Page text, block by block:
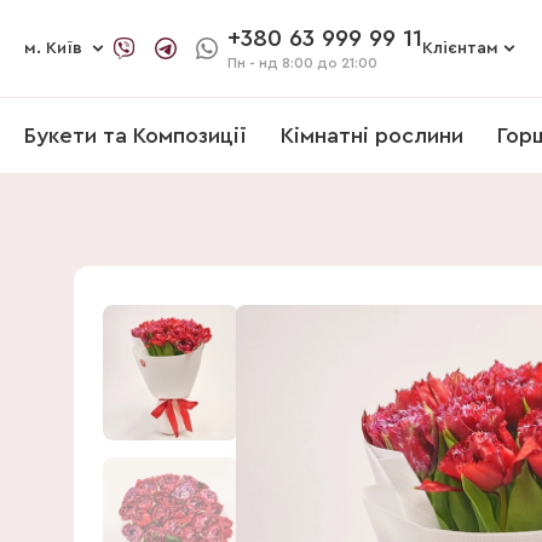
м. Київ +380 63 999 99 11
Пн - нд 8:00 до 21:00
Клієнтам
Букети та Композиції Кімнатні рослини